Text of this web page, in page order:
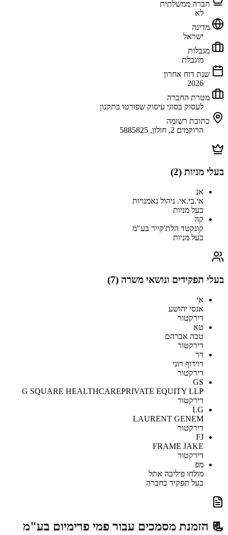
חברה ממשלתית
לא
מדינה
ישראל
מגבלות
מוגבלת
שנת דוח אחרון
2026
מטרת החברה
לעסוק בסוגי עיסוק שפורטו בתקנון
כתובת רשומה
הרוקמים 2, חולון, 5885825
בעלי מניות (2
)
אנ
אי.בי.אי. ניהול נאמנויות
בעל מניות
קה
קונקטד הלת'קייר בע"מ
בעל מניות
בעלי תפקידים ונושאי משרה (7
)
אי
אגסי יהושע
דירקטור
טא
טבה אברהם
דירקטור
דר
דוידוף רוני
דירקטור
GS
G SQUARE HEALTHCAREPRIVATE EQUITY LLP
דירקטור
LG
LAURENT GENEM
דירקטור
FJ
FRAME JAKE
דירקטור
מפ
מולחו פיליבה אתל
בעל תפקיד בחברה
📃 הזמנת מסמכים עבור פמי פרימיום בע"מ